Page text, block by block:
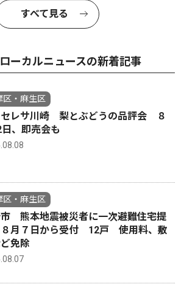
すべて見る
ーカルニュースの新着記事
区・麻生区
セレサ川崎 梨とぶどうの品評会 ８
、即売会も
区・麻生区
熊本地震被災者に一次避難住宅提
月７日から受付 12戸 使用料、敷
免除